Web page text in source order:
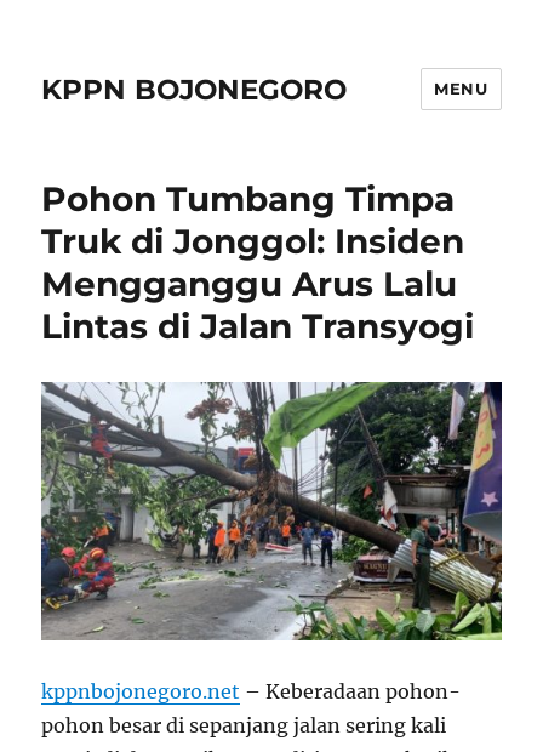
KPPN BOJONEGORO MENU
Pohon Tumbang Timpa
Truk di Jonggol: Insiden
Mengganggu Arus Lalu
Lintas di Jalan Transyogi
kppnbojonegoro.net – Keberadaan pohon-
pohon besar di sepanjang jalan sering kali